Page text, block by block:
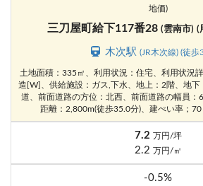
地価)
三刀屋町給下117番28 (雲南市) (
木次駅(JR木次線) (徒歩
土地面積：335㎡、利用状況：住宅、利用状況
造[W]、供給施設：ガス,下水、地上：2階、地
道、前面道路の方位：北西、前面道路の幅員：
距離：2,800m(徒歩35.0分)、建ぺい率；
7.2 万円/坪
2.2 万円/㎡
-0.5%